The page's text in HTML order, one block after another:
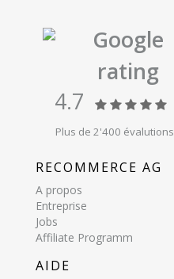
Google
rating
4.7
Plus de 2'400 évalutions
RECOMMERCE AG
A propos
Entreprise
Jobs
Affiliate Programm
AIDE